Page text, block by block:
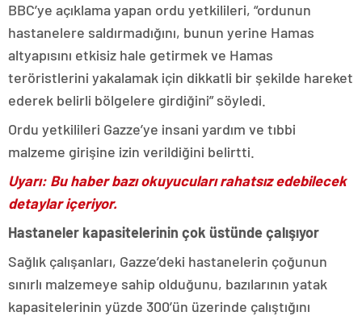
BBC’ye açıklama yapan ordu yetkilileri, “ordunun
hastanelere saldırmadığını, bunun yerine Hamas
altyapısını etkisiz hale getirmek ve Hamas
teröristlerini yakalamak için dikkatli bir şekilde hareket
ederek belirli bölgelere girdiğini” söyledi.
Ordu yetkilileri Gazze’ye insani yardım ve tıbbi
malzeme girişine izin verildiğini belirtti.
Uyarı: Bu haber bazı okuyucuları rahatsız edebilecek
detaylar içeriyor.
Hastaneler kapasitelerinin çok üstünde çalışıyor
Sağlık çalışanları, Gazze’deki hastanelerin çoğunun
sınırlı malzemeye sahip olduğunu, bazılarının yatak
kapasitelerinin yüzde 300’ün üzerinde çalıştığını